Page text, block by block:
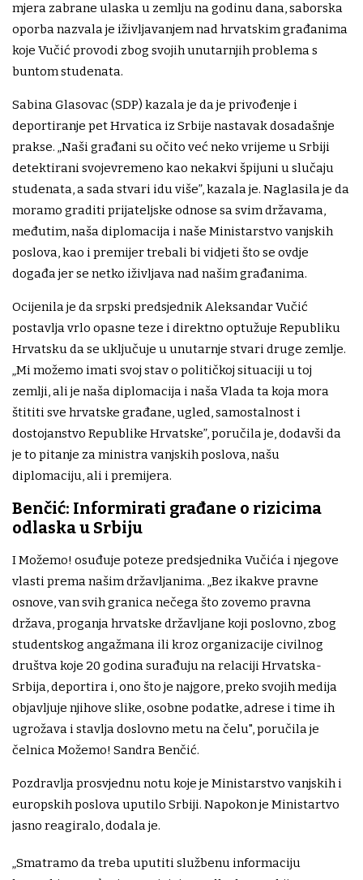
mjera zabrane ulaska u zemlju na godinu dana, saborska
oporba nazvala je iživljavanjem nad hrvatskim građanima
koje Vučić provodi zbog svojih unutarnjih problema s
buntom studenata.
Sabina Glasovac (SDP) kazala je da je privođenje i
deportiranje pet Hrvatica iz Srbije nastavak dosadašnje
prakse. „Naši građani su očito već neko vrijeme u Srbiji
detektirani svojevremeno kao nekakvi špijuni u slučaju
studenata, a sada stvari idu više”, kazala je. Naglasila je da
moramo graditi prijateljske odnose sa svim državama,
međutim, naša diplomacija i naše Ministarstvo vanjskih
poslova, kao i premijer trebali bi vidjeti što se ovdje
događa jer se netko iživljava nad našim građanima.
Ocijenila je da srpski predsjednik Aleksandar Vučić
postavlja vrlo opasne teze i direktno optužuje Republiku
Hrvatsku da se uključuje u unutarnje stvari druge zemlje.
„Mi možemo imati svoj stav o političkoj situaciji u toj
zemlji, ali je naša diplomacija i naša Vlada ta koja mora
štititi sve hrvatske građane, ugled, samostalnost i
dostojanstvo Republike Hrvatske”, poručila je, dodavši da
je to pitanje za ministra vanjskih poslova, našu
diplomaciju, ali i premijera.
Benčić: Informirati građane o rizicima
odlaska u Srbiju
I Možemo! osuđuje poteze predsjednika Vučića i njegove
vlasti prema našim državljanima. „Bez ikakve pravne
osnove, van svih granica nečega što zovemo pravna
država, proganja hrvatske državljane koji poslovno, zbog
studentskog angažmana ili kroz organizacije civilnog
društva koje 20 godina surađuju na relaciji Hrvatska-
Srbija, deportira i, ono što je najgore, preko svojih medija
objavljuje njihove slike, osobne podatke, adrese i time ih
ugrožava i stavlja doslovno metu na čelu", poručila je
čelnica Možemo! Sandra Benčić.
Pozdravlja prosvjednu notu koje je Ministarstvo vanjskih i
europskih poslova uputilo Srbiji. Napokon je Ministartvo
jasno reagiralo, dodala je.
„Smatramo da treba uputiti službenu informaciju